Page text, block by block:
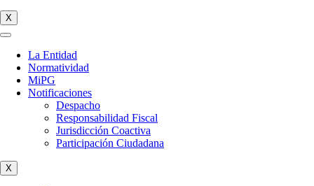
X
La Entidad
Normatividad
MiPG
Notificaciones
Despacho
Responsabilidad Fiscal
Jurisdicción Coactiva
Participación Ciudadana
X